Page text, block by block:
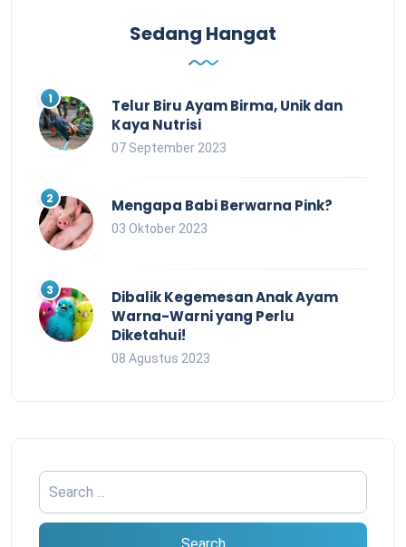
Sedang Hangat
Telur Biru Ayam Birma, Unik dan
Kaya Nutrisi
07 September 2023
Mengapa Babi Berwarna Pink?
03 Oktober 2023
Dibalik Kegemesan Anak Ayam
Warna-Warni yang Perlu
Diketahui!
08 Agustus 2023